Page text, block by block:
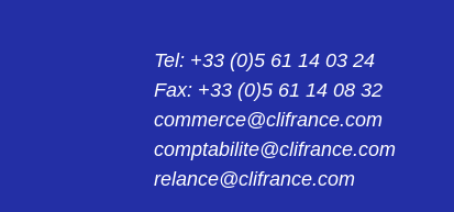
KPS1/B2 PINCE NOIR 2MM 24.0139-21
24013922
KPS1/B2 PINCE ROUGE 2MM 24.0139-22
Tel: +33 (0)5 61 14 03 24
Fax: +33 (0)5 61 14 08 32
commerce@clifrance.com
comptabilite@clifrance.com
relance@clifrance.com